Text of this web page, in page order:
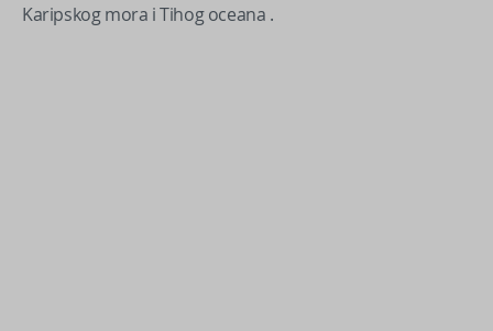
Karipskog mora i Tihog oceana .